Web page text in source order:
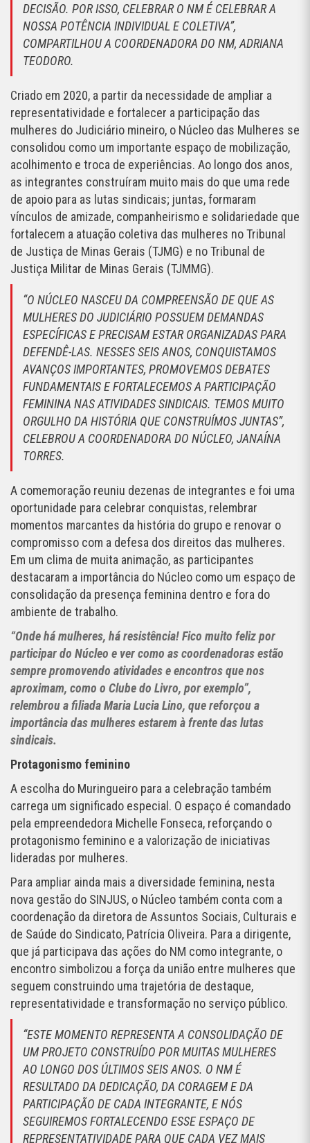
DECISÃO. POR ISSO, CELEBRAR O NM É CELEBRAR A
NOSSA POTÊNCIA INDIVIDUAL E COLETIVA”,
COMPARTILHOU A COORDENADORA DO NM, ADRIANA
TEODORO.
Criado em 2020, a partir da necessidade de ampliar a
representatividade e fortalecer a participação das
mulheres do Judiciário mineiro, o Núcleo das Mulheres se
consolidou como um importante espaço de mobilização,
acolhimento e troca de experiências. Ao longo dos anos,
as integrantes construíram muito mais do que uma rede
de apoio para as lutas sindicais; juntas, formaram
vínculos de amizade, companheirismo e solidariedade que
fortalecem a atuação coletiva das mulheres no Tribunal
de Justiça de Minas Gerais (TJMG) e no Tribunal de
Justiça Militar de Minas Gerais (TJMMG).
“O NÚCLEO NASCEU DA COMPREENSÃO DE QUE AS
MULHERES DO JUDICIÁRIO POSSUEM DEMANDAS
ESPECÍFICAS E PRECISAM ESTAR ORGANIZADAS PARA
DEFENDÊ-LAS. NESSES SEIS ANOS, CONQUISTAMOS
AVANÇOS IMPORTANTES, PROMOVEMOS DEBATES
FUNDAMENTAIS E FORTALECEMOS A PARTICIPAÇÃO
FEMININA NAS ATIVIDADES SINDICAIS. TEMOS MUITO
ORGULHO DA HISTÓRIA QUE CONSTRUÍMOS JUNTAS”,
CELEBROU A COORDENADORA DO NÚCLEO, JANAÍNA
TORRES.
A comemoração reuniu dezenas de integrantes e foi uma
oportunidade para celebrar conquistas, relembrar
momentos marcantes da história do grupo e renovar o
compromisso com a defesa dos direitos das mulheres.
Em um clima de muita animação, as participantes
destacaram a importância do Núcleo como um espaço de
consolidação da presença feminina dentro e fora do
ambiente de trabalho.
“Onde há mulheres, há resistência! Fico muito feliz por
participar do Núcleo e ver como as coordenadoras estão
sempre promovendo atividades e encontros que nos
aproximam, como o Clube do Livro, por exemplo”,
relembrou a filiada Maria Lucia Lino, que reforçou a
importância das mulheres estarem à frente das lutas
sindicais.
Protagonismo feminino
A escolha do Muringueiro para a celebração também
carrega um significado especial. O espaço é comandado
pela empreendedora Michelle Fonseca, reforçando o
protagonismo feminino e a valorização de iniciativas
lideradas por mulheres.
Para ampliar ainda mais a diversidade feminina, nesta
nova gestão do SINJUS, o Núcleo também conta com a
coordenação da diretora de Assuntos Sociais, Culturais e
de Saúde do Sindicato, Patrícia Oliveira. Para a dirigente,
que já participava das ações do NM como integrante, o
encontro simbolizou a força da união entre mulheres que
seguem construindo uma trajetória de destaque,
representatividade e transformação no serviço público.
“ESTE MOMENTO REPRESENTA A CONSOLIDAÇÃO DE
UM PROJETO CONSTRUÍDO POR MUITAS MULHERES
AO LONGO DOS ÚLTIMOS SEIS ANOS. O NM É
RESULTADO DA DEDICAÇÃO, DA CORAGEM E DA
PARTICIPAÇÃO DE CADA INTEGRANTE, E NÓS
SEGUIREMOS FORTALECENDO ESSE ESPAÇO DE
REPRESENTATIVIDADE PARA QUE CADA VEZ MAIS